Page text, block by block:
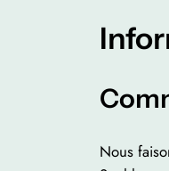
Nous